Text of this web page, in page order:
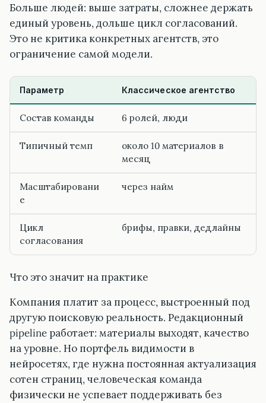
Больше людей: выше затраты, сложнее держать
единый уровень, дольше цикл согласований.
Это не критика конкретных агентств, это
ограничение самой модели.
Параметр Классическое агентство
Состав команды 6 ролей, люди
Типичный темп
около 10 материалов в
месяц
Масштабировани
е
через найм
Цикл
согласования
брифы, правки, дедлайны
Что это значит на практике
Компания платит за процесс, выстроенный под
другую поисковую реальность. Редакционный
pipeline работает: материалы выходят, качество
на уровне. Но портфель видимости в
нейросетях, где нужна постоянная актуализация
сотен страниц, человеческая команда
физически не успевает поддерживать без